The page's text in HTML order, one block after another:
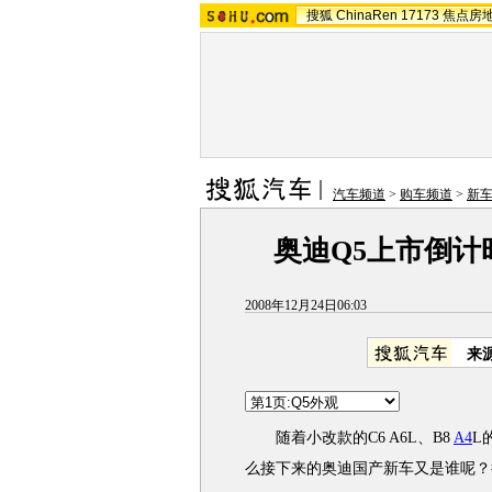
搜狐 ChinaRen 17173 焦点房
汽车频道 > 购车频道 > 新
奥迪Q5上市倒
2008年12月24日06:03
来
随着小改款的C6 A6L、B8 A4L
么接下来的奥迪国产新车又是谁呢